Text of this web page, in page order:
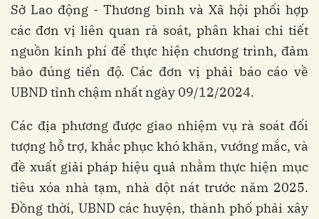
Sở Lao động - Thương binh và Xã hội phối hợp
các đơn vị liên quan rà soát, phân khai chi tiết
nguồn kinh phí để thực hiện chương trình, đảm
bảo đúng tiến độ. Các đơn vị phải báo cáo về
UBND tỉnh chậm nhất ngày 09/12/2024.
Các địa phương được giao nhiệm vụ rà soát đối
tượng hỗ trợ, khắc phục khó khăn, vướng mắc, và
đề xuất giải pháp hiệu quả nhằm thực hiện mục
tiêu xóa nhà tạm, nhà dột nát trước năm 2025.
Đồng thời, UBND các huyện, thành phố phải xây